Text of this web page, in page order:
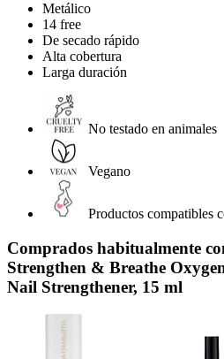
Metálico
14 free
De secado rápido
Alta cobertura
Larga duración
No testado en animales
Vegano
Productos compatibles
Comprados habitualmente
Strengthen & Breathe
Nail Strengthener, 15 ml